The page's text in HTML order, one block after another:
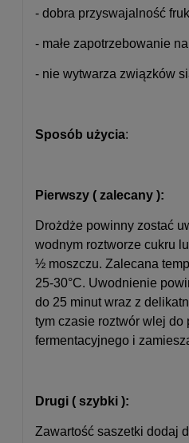
- dobra przyswajalność
- małe zapotrzebowanie
- nie wytwarza związków
Sposób użycia:
Pierwszy ( zalecany ):
Drożdże powinny zostać
wodnym roztworze cukru
½ moszczu. Zalecana
25-30°C. Uwodnienie
do 25 minut wraz z
tym czasie roztwór wlej do
fermentacyjnego i
Drugi ( szybki ):
Zawartość saszetki dodaj